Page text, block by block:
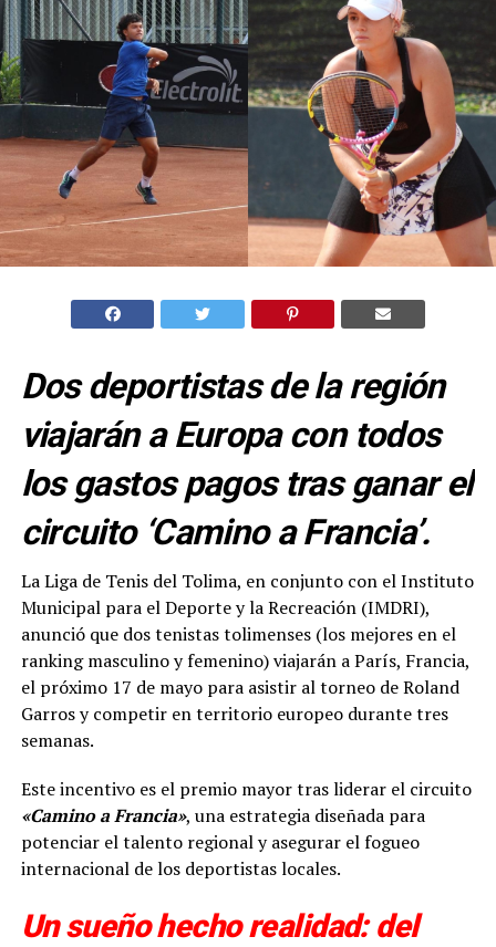
Dos deportistas de la región
viajarán a Europa con todos
los gastos pagos tras ganar el
circuito ‘Camino a Francia’.
La Liga de Tenis del Tolima, en conjunto con el Instituto
Municipal para el Deporte y la Recreación (IMDRI),
anunció que dos tenistas tolimenses (los mejores en el
ranking masculino y femenino) viajarán a París, Francia,
el próximo 17 de mayo para asistir al torneo de Roland
Garros y competir en territorio europeo durante tres
semanas.
Este incentivo es el premio mayor tras liderar el circuito
«Camino a Francia», una estrategia diseñada para
potenciar el talento regional y asegurar el fogueo
internacional de los deportistas locales.
Un sueño hecho realidad: del